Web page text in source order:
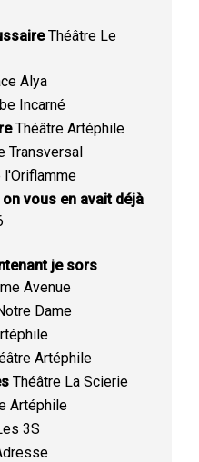
Théâtre Le
Alya
Incarné
Théâtre Artéphile
Transversal
l'Oriflamme
vous en avait déjà
je sors
Avenue
Dame
Artéphile
Théâtre La Scierie
Artéphile
3S